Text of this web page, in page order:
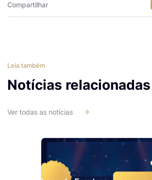
Compartilhar
Leia também
Notícias relacionadas
Ver todas as notícias